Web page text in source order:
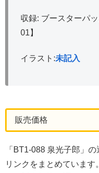
収録: ブースターパ
01】
イラスト:未記入
販売価格
「BT1-088 泉光子郎」
リンクをまとめていま